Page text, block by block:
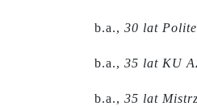
b.a., 30 lat
b.a., 35 lat KU
b.a., 35 lat